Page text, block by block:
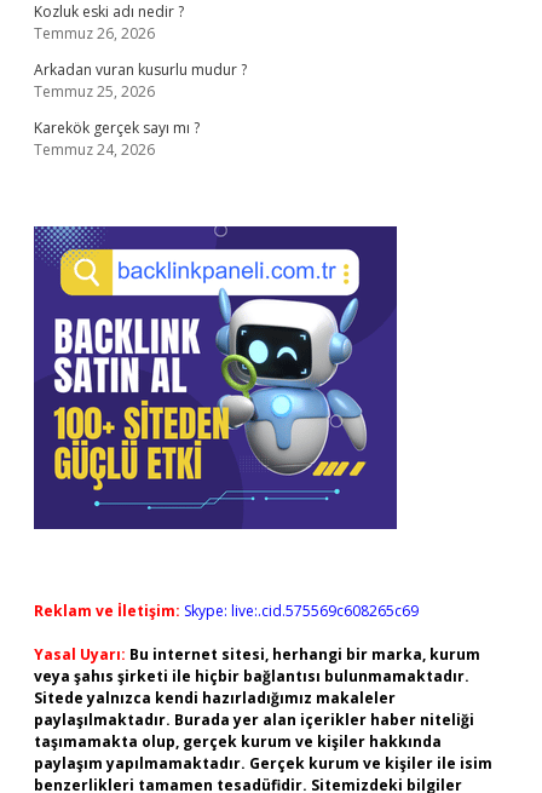
Kozluk eski adı nedir ?
Temmuz 26, 2026
Arkadan vuran kusurlu mudur ?
Temmuz 25, 2026
Karekök gerçek sayı mı ?
Temmuz 24, 2026
Reklam ve İletişim: Skype: live:.cid.575569c608265c69
Yasal Uyarı: Bu internet sitesi, herhangi bir marka, kurum
veya şahıs şirketi ile hiçbir bağlantısı bulunmamaktadır.
Sitede yalnızca kendi hazırladığımız makaleler
paylaşılmaktadır. Burada yer alan içerikler haber niteliği
taşımamakta olup, gerçek kurum ve kişiler hakkında
paylaşım yapılmamaktadır. Gerçek kurum ve kişiler ile isim
benzerlikleri tamamen tesadüfidir. Sitemizdeki bilgiler